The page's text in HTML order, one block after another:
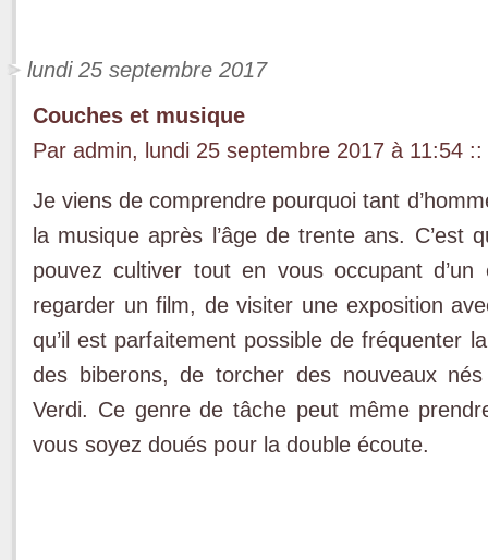
lundi 25 septembre 2017
Couches et musique
Par admin, lundi 25 septembre 2017 à 11:54 ::
Je viens de comprendre pourquoi tant
la musique après l’âge de trente ans.
pouvez cultiver tout en vous occupant
regarder un film, de visiter une exposition
qu’il est parfaitement possible de fréquenter
des biberons, de torcher des nouveaux
Verdi. Ce genre de tâche peut même
vous soyez doués pour la double écoute.